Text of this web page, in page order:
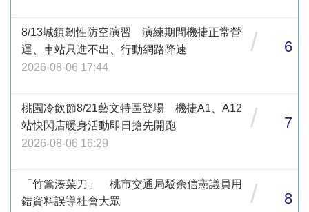
8/13城鎮韌性防空演習 演練期間機捷正常營
運、車站只進不出、行動網路降速
2026-08-06 17:44
/ 6
桃園冷飲節8/21藝文特區登場 機捷A1、A12
站快閃店暖身活動即日搶先開跑
2026-08-06 16:29
/ 7
「竹篙湊菜刀」 桃市交通局駁余信憲議員用
錯資料誤導社會大眾
/ 8